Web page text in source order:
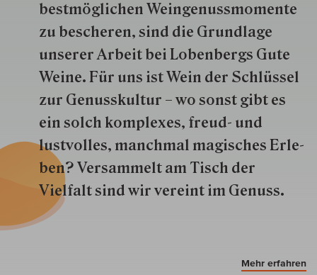
best­mög­lich­en Wein­genuss­momente
zu besche­ren, sind die Grund­lage
unserer Arbeit bei Lobenbergs Gute
Weine. Für uns ist Wein der Schlüs­sel
zur Genuss­kultur – wo sonst gibt es
ein solch kom­plexes, freud- und
lustvolles, manchmal ma­gisch­es Er­le­
ben? Versammelt am Tisch der
Vielfalt sind wir ver­eint im Genuss.
Mehr erfahren